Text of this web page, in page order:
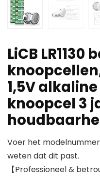
LiCB
knoopcellen,
1,5V
knoopcel 3
Voer het
weten dat dit past.
【Professioneel &